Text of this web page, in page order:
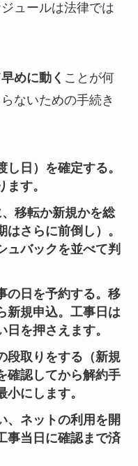
ュールは法律では
めに動く ことが何
ないための手続き
し日）を確定する。
す。
移転か新規かを総
はさらに前倒し）。
ュバックを並べて判
の日を予約する。移
新規申込。工事日は
を押さえます。
段取りをする （新規
確認してから解約手
にします。
、ネットの利用を開
事当日に確認まで済